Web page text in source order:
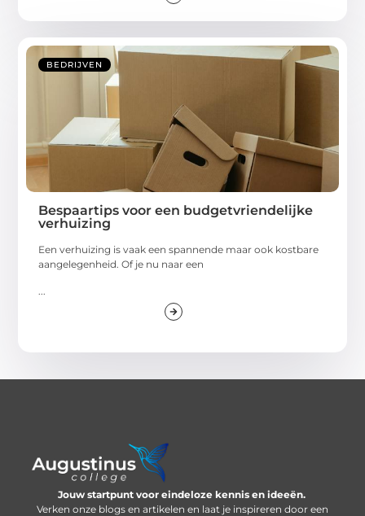
BEDRIJVEN
Bespaartips voor een budgetvriendelijke
verhuizing
Een verhuizing is vaak een spannende maar ook kostbare
aangelegenheid. Of je nu naar een
Jouw startpunt voor eindeloze kennis en ideeën.
Verken onze blogs en artikelen en laat je inspireren door een